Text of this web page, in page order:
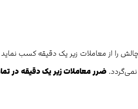
کل حساب ریل یا تارگت چالش را از معاملات زیر یک دقیقه کسب
ضرر معاملات زیر یک دقیقه در